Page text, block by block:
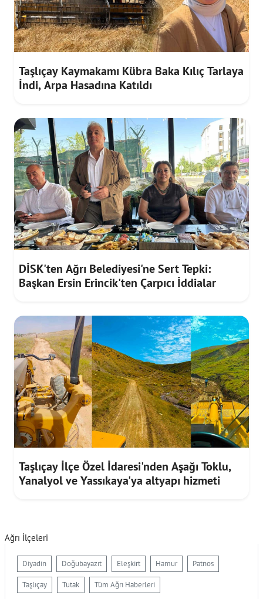
Taşlıçay Kaymakamı Kübra Baka Kılıç Tarlaya
İndi, Arpa Hasadına Katıldı
DİSK'ten Ağrı Belediyesi'ne Sert Tepki:
Başkan Ersin Erincik'ten Çarpıcı İddialar
Taşlıçay İlçe Özel İdaresi'nden Aşağı Toklu,
Yanalyol ve Yassıkaya'ya altyapı hizmeti
Ağrı İlçeleri
Diyadin Doğubayazıt Eleşkirt Hamur Patnos
Taşlıçay Tutak Tüm Ağrı Haberleri